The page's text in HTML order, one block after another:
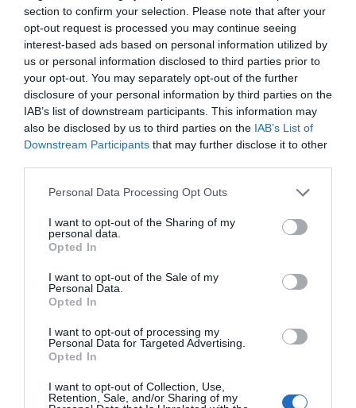
section to confirm your selection. Please note that after your
opt-out request is processed you may continue seeing
interest-based ads based on personal information utilized by
us or personal information disclosed to third parties prior to
your opt-out. You may separately opt-out of the further
disclosure of your personal information by third parties on the
IAB’s list of downstream participants. This information may
also be disclosed by us to third parties on the IAB’s List of
Downstream Participants that may further disclose it to other
Personal Data Processing Opt Outs
I want to opt-out of the Sharing of my
personal data.
Opted In
I want to opt-out of the Sale of my
Personal Data.
Opted In
I want to opt-out of processing my
Personal Data for Targeted Advertising.
Opted In
I want to opt-out of Collection, Use,
Retention, Sale, and/or Sharing of my
intensiva
7 de febrero de 2018
FRANCESC REGUANT
LA OPINIÓN
Boicot a los productos
catalanes
17 de enero de 2018
LA OPINIÓN
19 de diciembre de 2017
FRANCESC REGUANT
LA OPINIÓN
Glifossat, un recurso
controvertido